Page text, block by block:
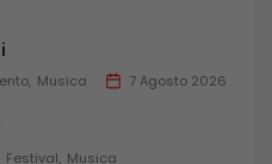
Musica 7 Agosto 2026
Festival Musica